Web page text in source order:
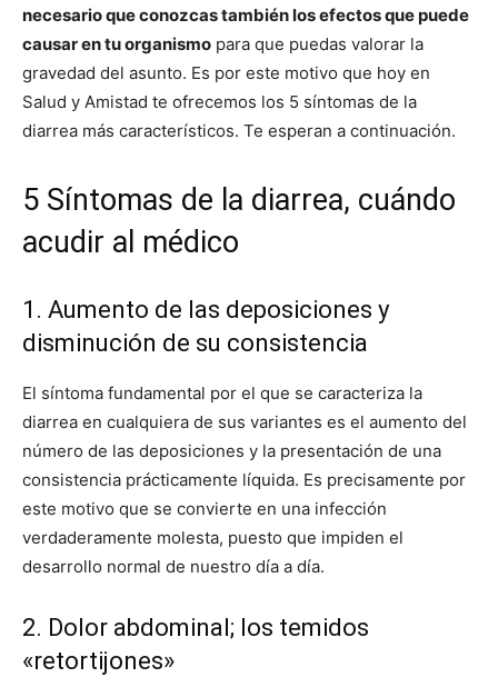
necesario que conozcas también los efectos que puede
causar en tu organismo para que puedas valorar la
gravedad del asunto. Es por este motivo que hoy en
Salud y Amistad te ofrecemos los 5 síntomas de la
diarrea más característicos. Te esperan a continuación.
5 Síntomas de la diarrea, cuándo
acudir al médico
1. Aumento de las deposiciones y
disminución de su consistencia
El síntoma fundamental por el que se caracteriza la
diarrea en cualquiera de sus variantes es el aumento del
número de las deposiciones y la presentación de una
consistencia prácticamente líquida. Es precisamente por
este motivo que se convierte en una infección
verdaderamente molesta, puesto que impiden el
desarrollo normal de nuestro día a día.
2. Dolor abdominal; los temidos
«retortijones»